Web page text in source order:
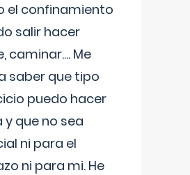
el confinamiento
salir hacer
caminar.... Me
saber que tipo
puedo hacer
y que no sea
ni para el
ni para mi. He